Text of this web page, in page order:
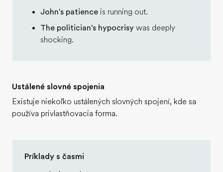
John's patience is running out.
The politician's hypocrisy was deeply
shocking.
Ustálené slovné spojenia
Existuje niekoľko ustálených slovných spojení, kde sa
používa privlastňovacia forma.
Príklady s časmi